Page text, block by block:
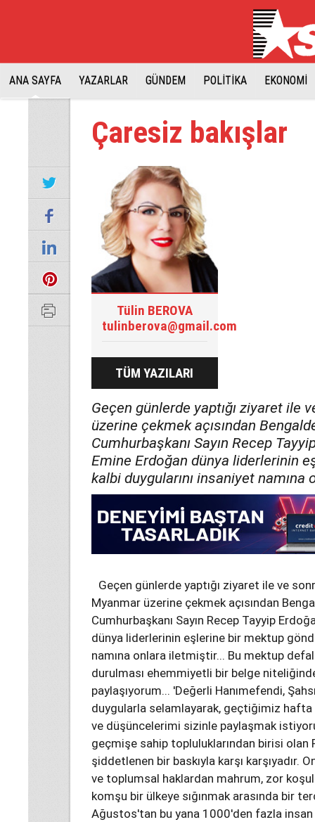
ANA SAYFA YAZARLAR GÜNDEM POLİTİKA EKONOMİ
Çaresiz bakışlar
Tülin BEROVA
tulinberova@gmail.com
TÜM YAZILARI
Geçen günlerde yaptığı ziyaret ile
üzerine çekmek açısından
Cumhurbaşkanı Sayın Recep
Emine Erdoğan dünya liderlerinin
kalbi duygularını insaniyet
Geçen günlerde yaptığı ziyaret ile ve
Myanmar üzerine çekmek açısından
Cumhurbaşkanı Sayın Recep Tayyip
dünya liderlerinin eşlerine bir mektup
namına onlara iletmiştir... Bu mektup
durulması ehemmiyetli bir belge
paylaşıyorum... 'Değerli Hanımefendi,
duygularla selamlayarak, geçtiğimiz hafta
ve düşüncelerimi sizinle paylaşmak
geçmişe sahip topluluklarından birisi olan
şiddetlenen bir baskıyla karşı karşıyadır.
ve toplumsal haklardan mahrum, zor
komşu bir ülkeye sığınmak arasında bir
Ağustos'tan bu yana 1000'den fazla insan